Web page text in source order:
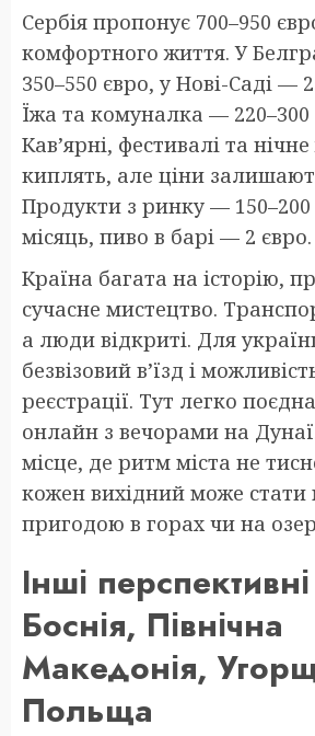
Сербія пропонує 700–950
комфортного життя. У
350–550 євро, у Нові-Саді —
Їжа та комуналка — 220–300
Кав’ярні, фестивалі та
киплять, але ціни
Продукти з ринку — 150–200
місяць, пиво в барі — 2 євро.
Країна багата на історію,
сучасне мистецтво.
а люди відкриті. Для
безвізовий в’їзд і
реєстрації. Тут легко
онлайн з вечорами на
місце, де ритм міста не
кожен вихідний може
пригодою в горах чи на
Інші
Боснія, Північна
Македонія,
Польща